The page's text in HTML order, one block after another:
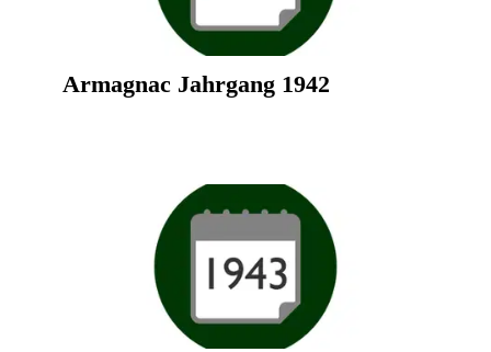
Armagnac Jahrgang 1942